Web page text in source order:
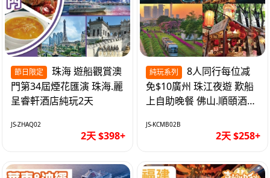
節日限定
門第34屆煙花匯演 珠海.麗
呈睿軒酒店純玩2天
JS-ZHAQ02
2天 $398+
純玩系列
免$10廣州 珠江夜遊 歎船
上自助晚餐 佛山.順頤酒店
JS-KCMB02B
2天 $258+